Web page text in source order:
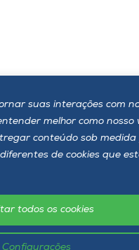
suas interações com
melhor como nosso
conteúdo sob
de cookies que
Configurações
todos os cookies